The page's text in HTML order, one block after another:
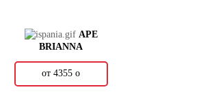
APE
BRIANNA
от 4355 о